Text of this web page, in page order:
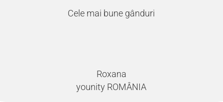
Cele mai bune gânduri
Roxana
younity ROMÂNIA